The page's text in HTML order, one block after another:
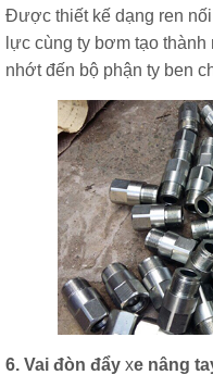
Được thiết kế dạng ren
lực cùng ty bơm tạo
nhớt đến bộ phận ty ben
6. Vai đòn đẩy xe nâng